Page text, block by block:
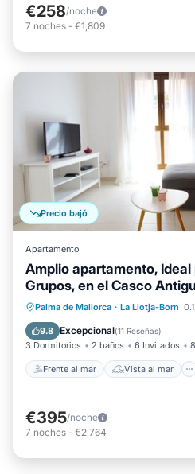
€258/noche
7 noches - €1,809
Precio bajó
Apartamento
Amplio apartamento,
Grupos, en el Casco
Palma de Mallorca · La Llotja-Born
9.8 Excepcional(11 Reseñas)
3 Dormitorios 2 baños 6 Invitados
Frente al mar Vista al mar
Frente al mar Vista
Cocina
€395/noche
7 noches - €2,764